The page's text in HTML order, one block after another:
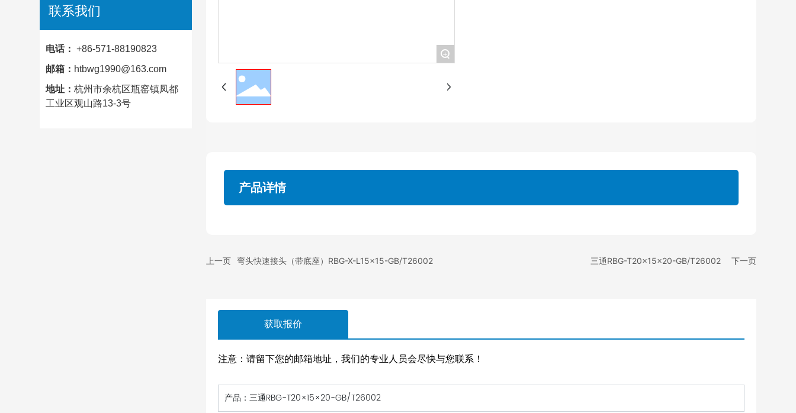
联系我们
电话：
+86-571-88190823
邮箱： htbwg1990@163.com
地址：杭州市余杭区瓶窑镇凤都
工业区观山路13-3号
+
产品详情
上一页 弯头快速接头（带底座）RBG-X-L15×15-GB/T26002 三通RBG-T20×15×20-GB/T26002 下一页
获取报价
注意：请留下您的邮箱地址，我们的专业人员会尽快与您联系！
产品：三通RBG-T20×15×20-GB/T26002